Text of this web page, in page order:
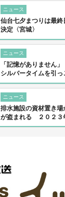
ニュース
仙台七夕まつりは最
決定〈宮城〉
ニュース
「記憶がありません
シルバータイムを引
ニュース
排水施設の資材置き
が盗まれる ２０２３